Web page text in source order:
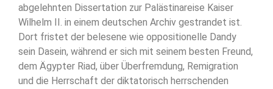
abgelehnten Dissertation zur Palästinareise Kaiser
Wilhelm II. in einem deutschen Archiv gestrandet ist.
Dort fristet der belesene wie oppositionelle Dandy
sein Dasein, während er sich mit seinem besten Freund,
dem Ägypter Riad, über Überfremdung, Remigration
und die Herrschaft der diktatorisch herrschenden